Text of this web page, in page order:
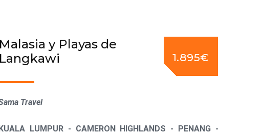
Malasia y Playas de
Langkawi
1.895€
Travel
LUMPUR - CAMERON HIGHLANDS - PENANG -